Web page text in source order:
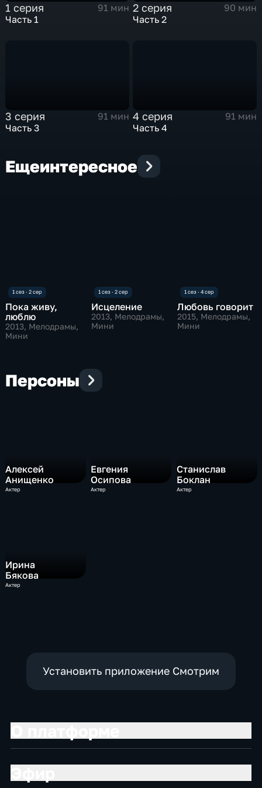
1 серия
91 мин
Часть 1
2 серия
90 мин
Часть 2
3 серия
91 мин
Часть 3
4 серия
91 мин
Часть 4
Ещеинтересное
Пока живу,
люблю
2013, Мелодрамы,
Мини
Исцеление
2013, Мелодрамы,
Мини
Любовь говорит
2015, Мелодрамы,
Мини
Персоны
Алексей
Анищенко
Актер
Евгения
Осипова
Актер
Станислав
Боклан
Актер
Ирина
Бякова
Актер
Установить приложение Смотрим